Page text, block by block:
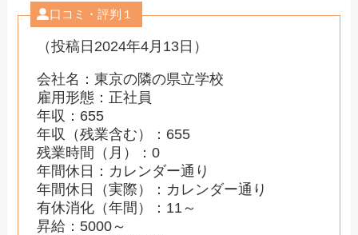
口コミ・評判１
（投稿日2024年4月13日）
会社名：東京の隣の県立学校
雇用形態：正社員
年収：655
年収（残業含む）：655
残業時間（月）：0
年間休日：カレンダー通り
年間休日（実際）：カレンダー通り
有休消化（年間）：11～
昇給：5000～